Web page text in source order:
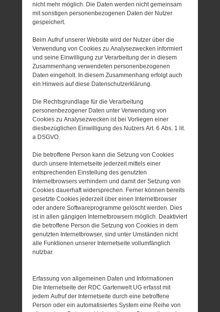
nicht mehr möglich. Die Daten werden nicht gemeinsam
mit sonstigen personenbezogenen Daten der Nutzer
gespeichert.
Beim Aufruf unserer Website wird der Nutzer über die
Verwendung von Cookies zu Analysezwecken informiert
und seine Einwilligung zur Verarbeitung der in diesem
Zusammenhang verwendeten personenbezogenen
Daten eingeholt. In diesem Zusammenhang erfolgt auch
ein Hinweis auf diese Datenschutzerklärung.
Die Rechtsgrundlage für die Verarbeitung
personenbezogener Daten unter Verwendung von
Cookies zu Analysezwecken ist bei Vorliegen einer
diesbezüglichen Einwilligung des Nutzers Art. 6 Abs. 1 lit.
a DSGVO.
Die betroffene Person kann die Setzung von Cookies
durch unsere Internetseite jederzeit mittels einer
entsprechenden Einstellung des genutzten
Internetbrowsers verhindern und damit der Setzung von
Cookies dauerhaft widersprechen. Ferner können bereits
gesetzte Cookies jederzeit über einen Internetbrowser
oder andere Softwareprogramme gelöscht werden. Dies
ist in allen gängigen Internetbrowsern möglich. Deaktiviert
die betroffene Person die Setzung von Cookies in dem
genutzten Internetbrowser, sind unter Umständen nicht
alle Funktionen unserer Internetseite vollumfänglich
nutzbar.
Erfassung von allgemeinen Daten und Informationen
Die Internetseite der RDC Gartenwelt UG erfasst mit
jedem Aufruf der Internetseite durch eine betroffene
Person oder ein automatisiertes System eine Reihe von